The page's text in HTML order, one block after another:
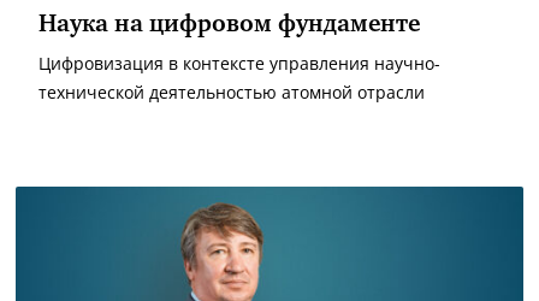
Наука на цифровом фундаменте
Цифровизация в контексте управления научно-
технической деятельностью атомной отрасли